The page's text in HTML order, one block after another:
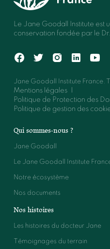
Le Jane Goodall Institute est
conservation fondée par le
Jane Goodall Institute France.
Mentions légales
Politique de Protection des
Politique de gestion des
Qui sommes-nous ?
Jane Goodall
Le Jane Goodall Institute
Notre écosystème
Nos documents
Nos histoires
Les histoires du docteur Jane
Témoignages du terrain